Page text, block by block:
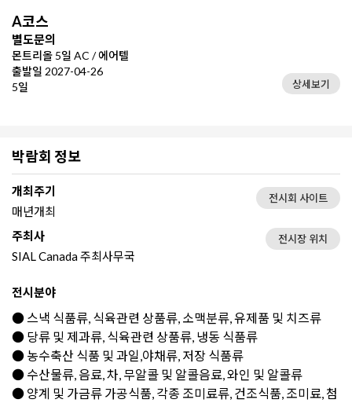
A코스
별도문의
몬트리올 5일 AC / 에어텔
출발일 2027-04-26
5일
상세보기
박람회 정보
개최주기
매년개최
전시회 사이트
주최사
SIAL Canada 주최사무국
전시장 위치
전시분야
● 스낵 식품류, 식육관련 상품류, 소맥분류, 유제품 및 치즈류
● 당류 및 제과류, 식육관련 상품류, 냉동 식품류
● 농수축산 식품 및 과일,야채류, 저장 식품류
● 수산물류, 음료, 차, 무알콜 및 알콜음료, 와인 및 알콜류
● 양계 및 가금류 가공식품, 각종 조미료류, 건조식품, 조미료, 첨